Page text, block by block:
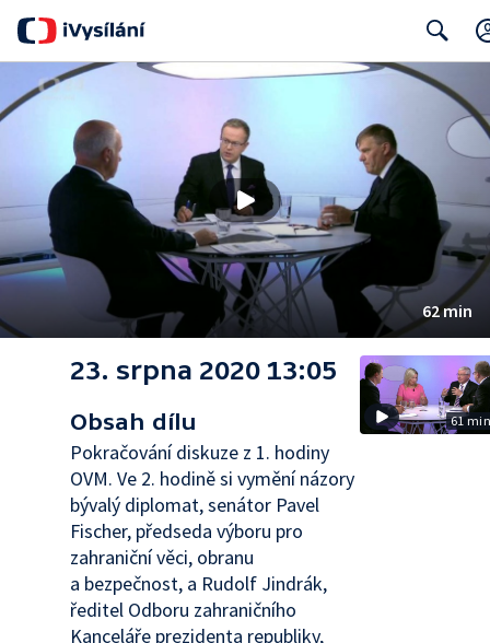
Search
62 min
23. srpna 2020 13:05
Obsah dílu
Pokračování diskuze z 1. hodiny
OVM. Ve 2. hodině si vymění názory
bývalý diplomat, senátor Pavel
Fischer, předseda výboru pro
zahraniční věci, obranu
a bezpečnost, a Rudolf Jindrák,
ředitel Odboru zahraničního
Kanceláře prezidenta republiky,
61